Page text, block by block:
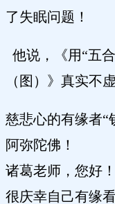
了失眠问题！
他说，《用“五
（图）》真实不虚
慈悲心的有缘者“
阿弥陀佛！
诸葛老师，您好！
很庆幸自己有缘